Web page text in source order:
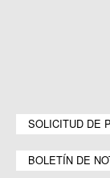
SOLICITUD DE
BOLETÍN DE